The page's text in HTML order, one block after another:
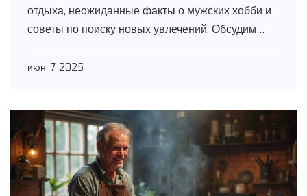
отдыха, неожиданные факты о мужских хобби и
советы по поиску новых увлечений. Обсудим
активности. Читатели смогут выбрать то, что
июн, 7 2025